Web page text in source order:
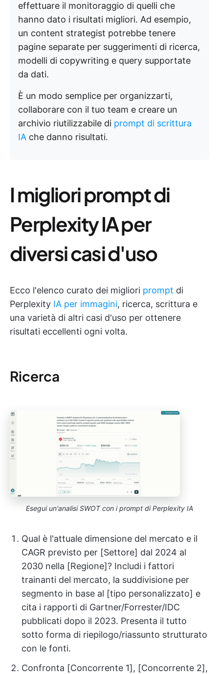
effettuare il monitoraggio di quelli che
hanno dato i risultati migliori. Ad esempio,
un content strategist potrebbe tenere
pagine separate per suggerimenti di ricerca,
modelli di copywriting e query supportate
da dati.
È un modo semplice per organizzarti,
collaborare con il tuo team e creare un
archivio riutilizzabile di prompt di scrittura
IA che danno risultati.
I migliori prompt di
Perplexity IA per
diversi casi d'uso
Ecco l'elenco curato dei migliori prompt di
Perplexity IA per immagini, ricerca, scrittura e
una varietà di altri casi d'uso per ottenere
risultati eccellenti ogni volta.
Ricerca
Esegui un'analisi SWOT con i prompt di Perplexity IA
Qual è l'attuale dimensione del mercato e il
CAGR previsto per [Settore] dal 2024 al
2030 nella [Regione]? Includi i fattori
trainanti del mercato, la suddivisione per
segmento in base al [tipo personalizzato] e
cita i rapporti di Gartner/Forrester/IDC
pubblicati dopo il 2023. Presenta il tutto
sotto forma di riepilogo/riassunto strutturato
con le fonti.
Confronta [Concorrente 1], [Concorrente 2],